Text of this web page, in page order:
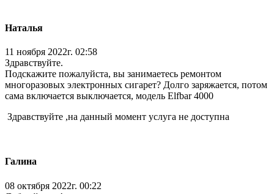
Наталья
11 ноября 2022г. 02:58
Здравствуйте.
Подскажите пожалуйста, вы занимаетесь ремонтом
многоразовых электронных сигарет? Долго заряжается, потом
сама включается выключается, модель Elfbar 4000
Здравствуйте ,на данный момент услуга не доступна
Галина
08 октября 2022г. 00:22